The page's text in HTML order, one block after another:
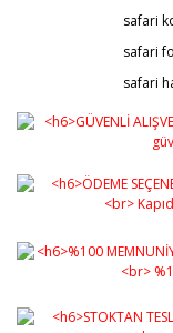
safari
safari
safari